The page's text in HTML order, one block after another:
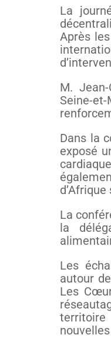
La
Après
M.
Seine-
Dans la
exposé
La
la
Les
autour
Les